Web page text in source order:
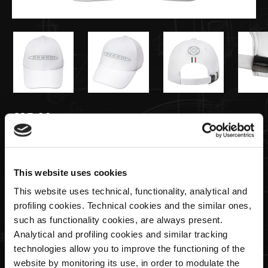
This website uses cookies
This website uses technical, functionality, analytical and
profiling cookies. Technical cookies and the similar ones,
such as functionality cookies, are always present.
Analytical and profiling cookies and similar tracking
technologies allow you to improve the functioning of the
website by monitoring its use, in order to modulate the
€35,00
Baseballkappe Mit Mesheinsätzen
weiß | Team Collection
Menge